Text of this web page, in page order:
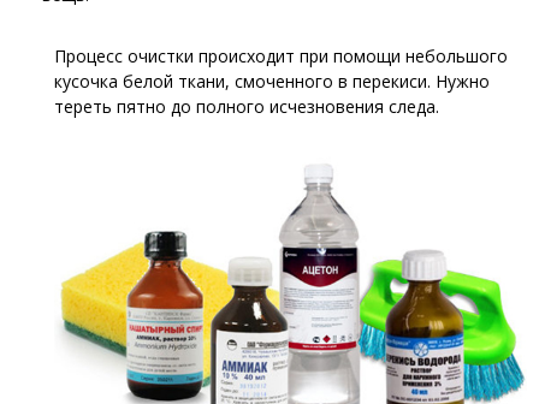
Процесс очистки происходит при помощи небольшого
кусочка белой ткани, смоченного в перекиси. Нужно
тереть пятно до полного исчезновения следа.